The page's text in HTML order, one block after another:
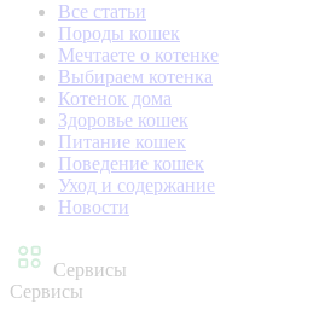
Все статьи
Породы кошек
Мечтаете о котенке
Выбираем котенка
Котенок дома
Здоровье кошек
Питание кошек
Поведение кошек
Уход и содержание
Новости
Сервисы
Сервисы